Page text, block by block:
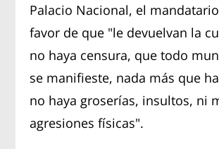
Palacio Nacional, el
favor de que "le devuelvan la
no haya censura, que todo
se manifieste, nada más que
no haya groserías, insultos, ni
agresiones físicas".